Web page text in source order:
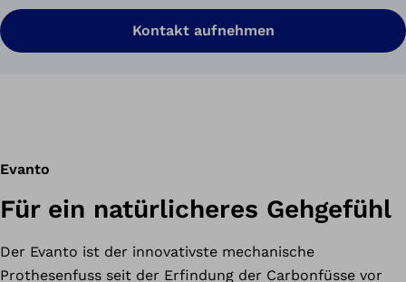
Kontakt aufnehmen
Evanto
Für ein natürlicheres Gehgefühl
Der Evanto ist der innovativste mechanische
Prothesenfuss seit der Erfindung der Carbonfüsse vor